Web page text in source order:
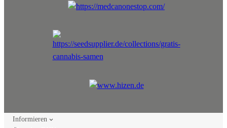
Informieren